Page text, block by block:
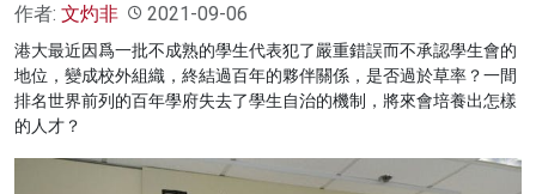
作者: 文灼非 2021-09-06
港大最近因爲一批不成熟的學生代表犯了嚴重錯誤而不承認學生會的
地位，變成校外組織，終結過百年的夥伴關係，是否過於草率？一間
排名世界前列的百年學府失去了學生自治的機制，將來會培養出怎樣
的人才？